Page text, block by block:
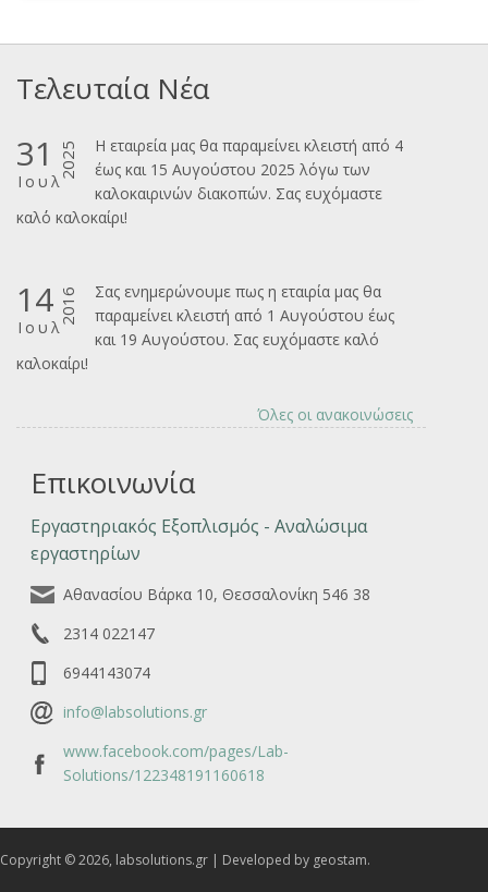
Τελευταία Νέα
31
Ιουλ
2025
Η εταιρεία μας θα παραμείνει κλειστή από 4
έως και 15 Αυγούστου 2025 λόγω των
καλοκαιρινών διακοπών. Σας ευχόμαστε
καλ΄΄ο καλοκαίρι!
14
Ιουλ
2016
Σας ενημερώνουμε πως η εταιρία μας θα
παραμείνει κλειστή από 1 Αυγούστου έως
και 19 Αυγούστου. Σας ευχόμαστε καλό
καλοκαίρι!
Όλες οι ανακοινώσεις
Επικοινωνία
Εργαστηριακός Εξοπλισμός - Αναλώσιμα
εργαστηρίων
Αθανασίου Βάρκα 10, Θεσσαλονίκη 546 38
2314 022147
6944143074
info@labsolutions.gr
www.facebook.com/pages/Lab-
Solutions/122348191160618
Copyright © 2026, labsolutions.gr | Developed by geostam.